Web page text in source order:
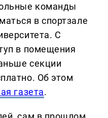
команды
в спортзале
С
в помещения
секции
Об этом
газета.